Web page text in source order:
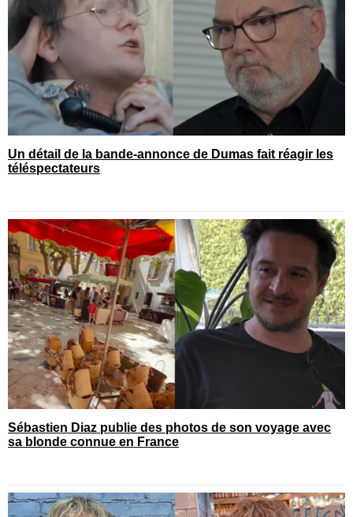
Un détail de la bande-annonce de Dumas fait réagir les
téléspectateurs
Sébastien Diaz publie des photos de son voyage avec
sa blonde connue en France